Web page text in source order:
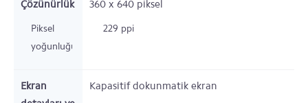
Çözünürlük 360 x 640 piksel
Piksel
yoğunluğu
229 ppi
Ekran
Kapasitif dokunmatik ekran